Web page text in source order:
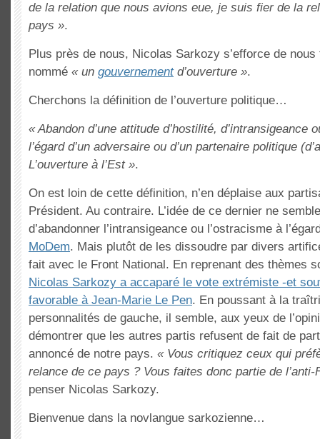
de la relation que nous avions eue, je suis fier de la
pays ».
Plus près de nous, Nicolas Sarkozy s’efforce de nous
nommé « un gouvernementd’ouverture ».
Cherchons la définition de l’ouverture politique…
« Abandon d’une attitude d’hostilité, d’intransigeance
l’égard d’un adversaire ou d’un partenaire politique
L’ouverture à l’Est ».
On est loin de cette définition, n’en déplaise aux
Président. Au contraire. L’idée de ce dernier ne
d’abandonner l’intransigeance ou l’ostracisme à
MoDem. Mais plutôt de les dissoudre par divers
fait avec le Front National. En reprenant des thèmes
Nicolas Sarkozy a accaparé le vote extrémiste -et
favorable à Jean-Marie Le Pen. En poussant à la
personnalités de gauche, il semble, aux yeux de
démontrer que les autres partis refusent de fait de
annoncé de notre pays. « Vous critiquez ceux qui
relance de ce pays ? Vous faites donc partie de l’anti-
penser Nicolas Sarkozy.
Bienvenue dans la novlangue sarkozienne…